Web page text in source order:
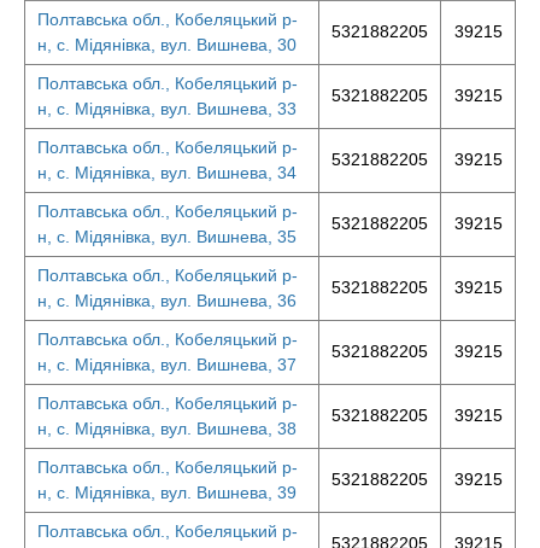
Полтавська обл., Кобеляцький р-
н, с. Мідянівка, вул. Вишнева, 30
5321882205 39215
Полтавська обл., Кобеляцький р-
н, с. Мідянівка, вул. Вишнева, 33
5321882205 39215
Полтавська обл., Кобеляцький р-
н, с. Мідянівка, вул. Вишнева, 34
5321882205 39215
Полтавська обл., Кобеляцький р-
н, с. Мідянівка, вул. Вишнева, 35
5321882205 39215
Полтавська обл., Кобеляцький р-
н, с. Мідянівка, вул. Вишнева, 36
5321882205 39215
Полтавська обл., Кобеляцький р-
н, с. Мідянівка, вул. Вишнева, 37
5321882205 39215
Полтавська обл., Кобеляцький р-
н, с. Мідянівка, вул. Вишнева, 38
5321882205 39215
Полтавська обл., Кобеляцький р-
н, с. Мідянівка, вул. Вишнева, 39
5321882205 39215
Полтавська обл., Кобеляцький р-
5321882205 39215